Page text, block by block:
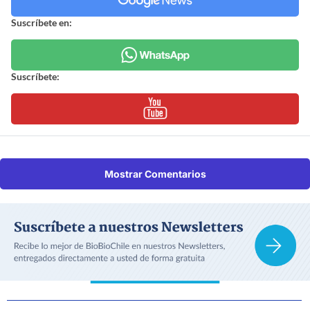
Suscríbete en:
Suscríbete:
Mostrar Comentarios